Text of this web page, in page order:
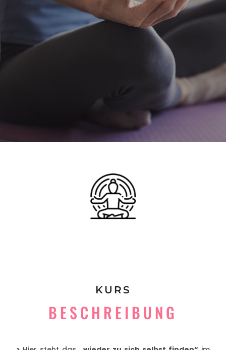
KURS
BESCHREIBUNG